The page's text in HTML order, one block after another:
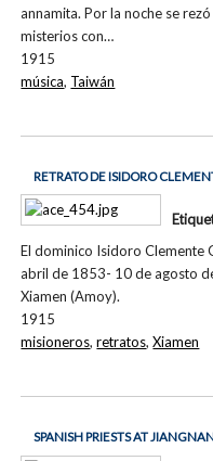
annamita. Por la noche se
misterios con…
1915
música, Taiwán
RETRATO DE ISIDORO
El dominico Isidoro Clemente
abril de 1853- 10 de agosto
Xiamen (Amoy).
1915
misioneros,retratos,Xiamen
SPANISH PRIESTS AT